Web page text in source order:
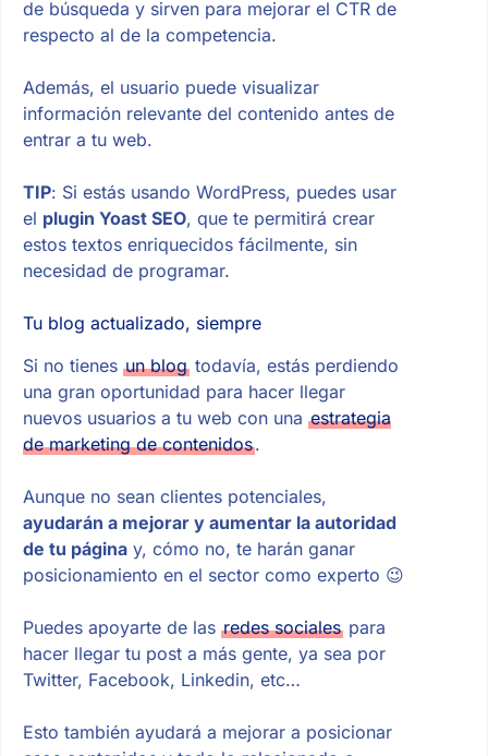
de búsqueda y sirven para mejorar el CTR de
respecto al de la competencia.
Además, el usuario puede visualizar
información relevante del contenido antes de
entrar a tu web.
TIP: Si estás usando WordPress, puedes usar
el plugin Yoast SEO, que te permitirá crear
estos textos enriquecidos fácilmente, sin
necesidad de programar.
Tu blog actualizado, siempre
Si no tienes un blogtodavía, estás perdiendo
una gran oportunidad para hacer llegar
nuevos usuarios a tu web con una estrategia
de marketing de contenidos.
Aunque no sean clientes potenciales,
ayudarán a mejorar y aumentar la autoridad
de tu páginay, cómo no, te harán ganar
posicionamiento en el sector como experto 😉
Puedes apoyarte de las redes socialespara
hacer llegar tu post a más gente, ya sea por
Twitter, Facebook, Linkedin, etc…
Esto también ayudará a mejorar a posicionar